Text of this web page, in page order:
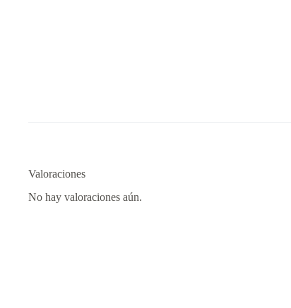
Valoraciones
No hay valoraciones aún.